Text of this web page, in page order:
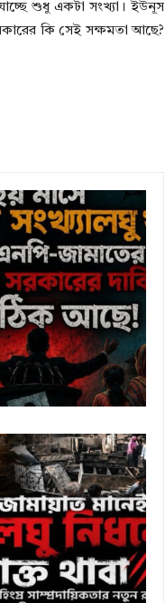
শুধু একটা সংখ্যা। ইউনূস
কি সেই সক্ষমতা আছে?